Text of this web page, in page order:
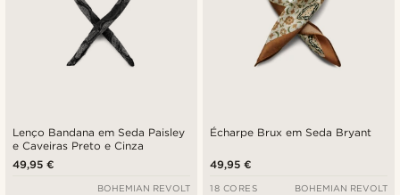
Lenço Bandana em Seda Paisley
e Caveiras Preto e Cinza
49,95 €
BOHEMIAN REVOLT
Écharpe Brux em Seda Bryant
49,95 €
18 CORES BOHEMIAN REVOLT